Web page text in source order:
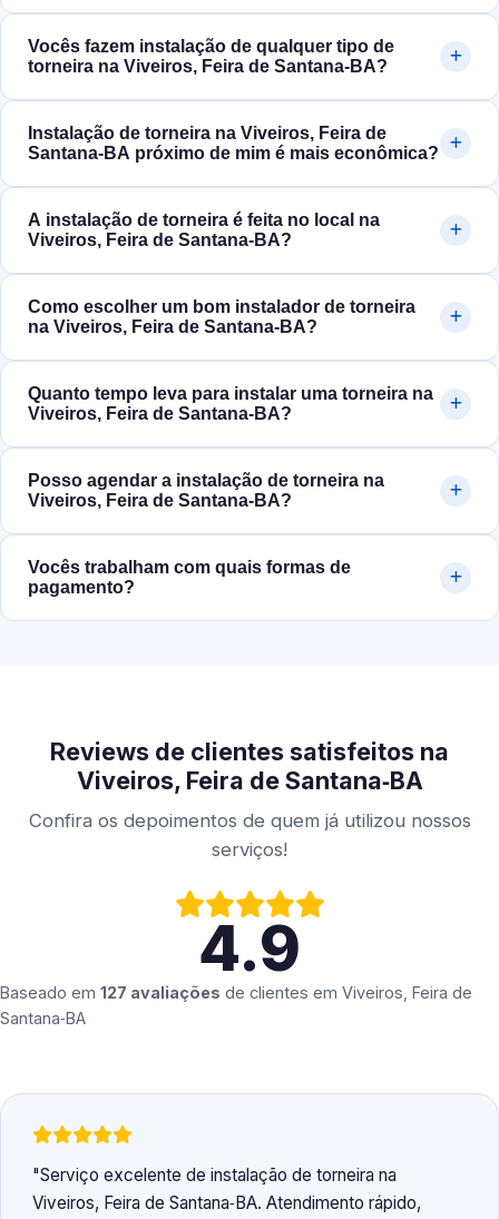
Vocês fazem instalação de qualquer tipo de
torneira na Viveiros, Feira de Santana‑BA?
Instalação de torneira na Viveiros, Feira de
Santana‑BA próximo de mim é mais econômica?
A instalação de torneira é feita no local na
Viveiros, Feira de Santana‑BA?
Como escolher um bom instalador de torneira
na Viveiros, Feira de Santana‑BA?
Quanto tempo leva para instalar uma torneira na
Viveiros, Feira de Santana‑BA?
Posso agendar a instalação de torneira na
Viveiros, Feira de Santana‑BA?
Vocês trabalham com quais formas de
pagamento?
Reviews de clientes satisfeitos na
Viveiros, Feira de Santana‑BA
Confira os depoimentos de quem já utilizou nossos
serviços!
4.9
Baseado em 127 avaliações de clientes em Viveiros, Feira de
Santana‑BA
Serviço excelente de instalação de torneira na
Viveiros, Feira de Santana‑BA. Atendimento rápido,